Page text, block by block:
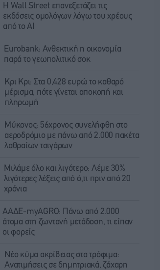
Η Wall Street επανεξετάζει τις
εκδόσεις ομολόγων λόγω του χρέους
από το AI
Eurobank: Ανθεκτική η οικονομία
παρά το γεωπολιτικό σοκ
Κρι Κρι: Στα 0,428 ευρώ το καθαρό
μέρισμα, πότε γίνεται αποκοπή και
πληρωμή
Μύκονος: 56χρονος συνελήφθη στο
αεροδρόμιο με πάνω από 2.000 πακέτα
λαθραίων τσιγάρων
Μιλάμε όλο και λιγότερο: Λέμε 30%
λιγότερες λέξεις από ό,τι πριν από 20
χρόνια
ΑΑΔΕ-myAGRO: Πάνω από 2.000
άτομα στη ζωντανή μετάδοση, τι είπαν
οι φορείς
Νέο κύμα ακρίβειας στα τρόφιμα:
Ανατιμήσεις σε δημητριακά, ζάχαρη